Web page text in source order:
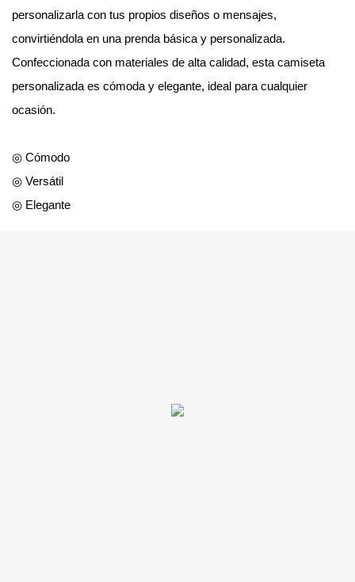
personalizarla con tus propios diseños o mensajes,
convirtiéndola en una prenda básica y personalizada.
Confeccionada con materiales de alta calidad, esta camiseta
personalizada es cómoda y elegante, ideal para cualquier
ocasión.
◎ Cómodo
◎ Versátil
◎ Elegante